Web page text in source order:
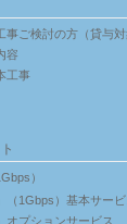
事ご検討の方（貸与対
容
工事
）
（1Gbps）基本サービ
オプションサービス